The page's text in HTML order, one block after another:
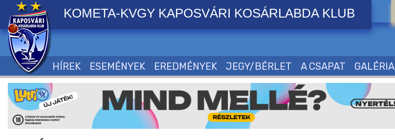
KOMETA-KVGY KAPOSVÁRI KOSÁRLABDA KLUB
HÍREK ESEMÉNYEK EREDMÉNYEK JEGY/BÉRLET A CSAPAT GALÉRIA